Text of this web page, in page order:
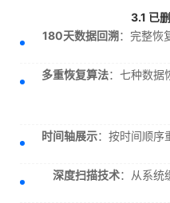
3.1 已
180天数据回溯：完整恢
多重恢复算法：七种数据
时间轴展示：按时间顺序
深度扫描技术：从系统